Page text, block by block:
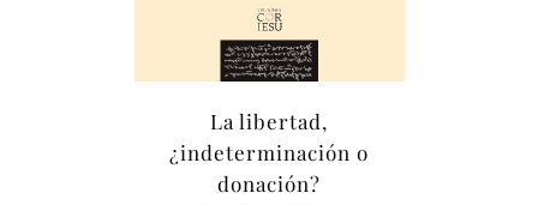
La libertad,
¿indeterminación o
donación?